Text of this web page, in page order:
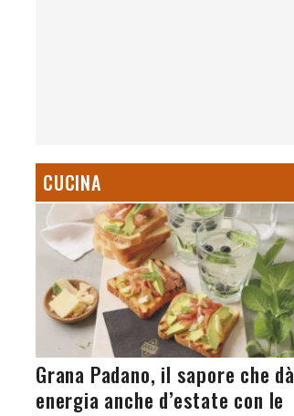
CUCINA
Grana Padano, il sapore che dà
energia anche d’estate con le